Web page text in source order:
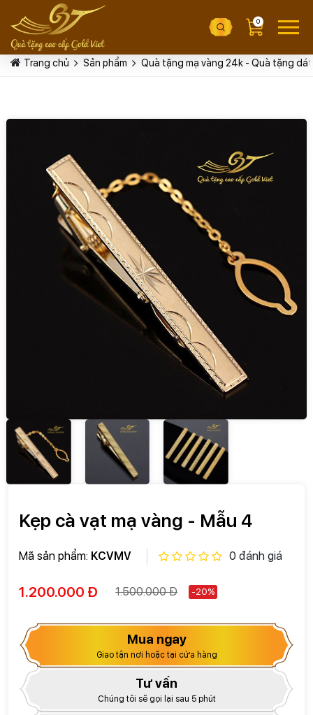
0
Trang chủ Sản phẩm Quà tặng mạ vàng 24k - Quà tặng
Kẹp cà vạt mạ vàng - Mẫu 4
Mã sản phẩm: KCVMV 0 đánh giá
1.200.000 Đ 1.500.000 Đ -20%
Mua ngay
Giao tận nơi hoặc tại cửa hàng
Tư vấn
Chúng tôi sẽ gọi lại sau 5 phút